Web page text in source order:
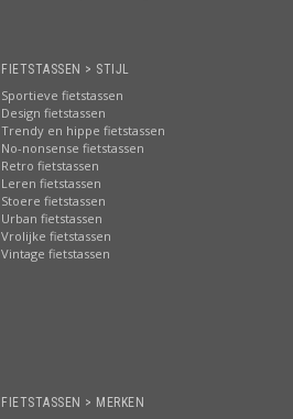
FIETSTASSEN > STIJL
Sportieve fietstassen
Design fietstassen
Trendy en hippe fietstassen
No-nonsense fietstassen
Retro fietstassen
Leren fietstassen
Stoere fietstassen
Urban fietstassen
Vrolijke fietstassen
Vintage fietstassen
FIETSTASSEN > MERKEN